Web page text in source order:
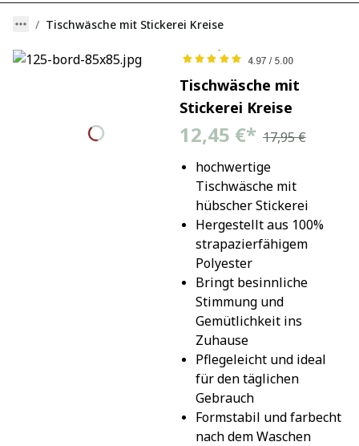
Tischwäsche mit Stickerei Kreise
Tischwäsche mit
Stickerei Kreise
12,45 €* 17,95 €
hochwertige
Tischwäsche mit
hübscher Stickerei
Hergestellt aus 100%
strapazierfähigem
Polyester
Bringt besinnliche
Stimmung und
Gemütlichkeit ins
Zuhause
Pflegeleicht und ideal
für den täglichen
Gebrauch
Formstabil und farbecht
nach dem Waschen